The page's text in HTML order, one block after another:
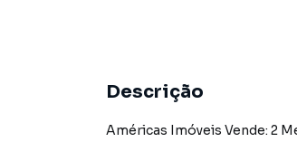
Descrição
Américas Imóveis Vende: 2